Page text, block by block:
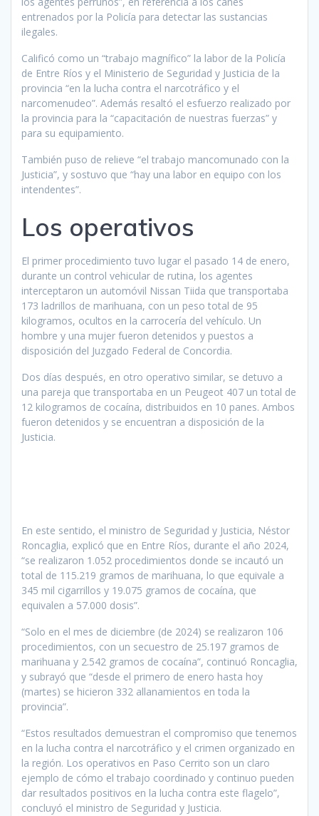
entrenados por la Policía para detectar las sustancias
ilegales.
Calificó como un “trabajo magnífico” la labor de la Policía
de Entre Ríos y el Ministerio de Seguridad y Justicia de la
provincia “en la lucha contra el narcotráfico y el
narcomenudeo”. Además resaltó el esfuerzo realizado por
la provincia para la “capacitación de nuestras fuerzas” y
para su equipamiento.
También puso de relieve “el trabajo mancomunado con la
Justicia”, y sostuvo que “hay una labor en equipo con los
intendentes”.
Los operativos
El primer procedimiento tuvo lugar el pasado 14 de enero,
durante un control vehicular de rutina, los agentes
interceptaron un automóvil Nissan Tiida que transportaba
173 ladrillos de marihuana, con un peso total de 95
kilogramos, ocultos en la carrocería del vehículo. Un
hombre y una mujer fueron detenidos y puestos a
disposición del Juzgado Federal de Concordia.
Dos días después, en otro operativo similar, se detuvo a
una pareja que transportaba en un Peugeot 407 un total de
12 kilogramos de cocaína, distribuidos en 10 panes. Ambos
fueron detenidos y se encuentran a disposición de la
Justicia.
En este sentido, el ministro de Seguridad y Justicia, Néstor
Roncaglia, explicó que en Entre Ríos, durante el año 2024,
“se realizaron 1.052 procedimientos donde se incautó un
total de 115.219 gramos de marihuana, lo que equivale a
345 mil cigarrillos y 19.075 gramos de cocaína, que
equivalen a 57.000 dosis”.
“Solo en el mes de diciembre (de 2024) se realizaron 106
procedimientos, con un secuestro de 25.197 gramos de
marihuana y 2.542 gramos de cocaína”, continuó Roncaglia,
y subrayó que “desde el primero de enero hasta hoy
(martes) se hicieron 332 allanamientos en toda la
provincia”.
“Estos resultados demuestran el compromiso que tenemos
en la lucha contra el narcotráfico y el crimen organizado en
la región. Los operativos en Paso Cerrito son un claro
ejemplo de cómo el trabajo coordinado y continuo pueden
dar resultados positivos en la lucha contra este flagelo”,
concluyó el ministro de Seguridad y Justicia.